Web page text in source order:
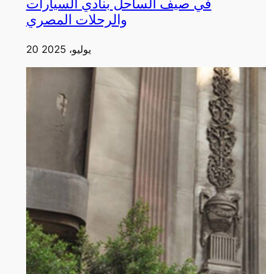
في صيف الساحل بنادي السيارات
والرحلات المصري
20 يوليو، 2025